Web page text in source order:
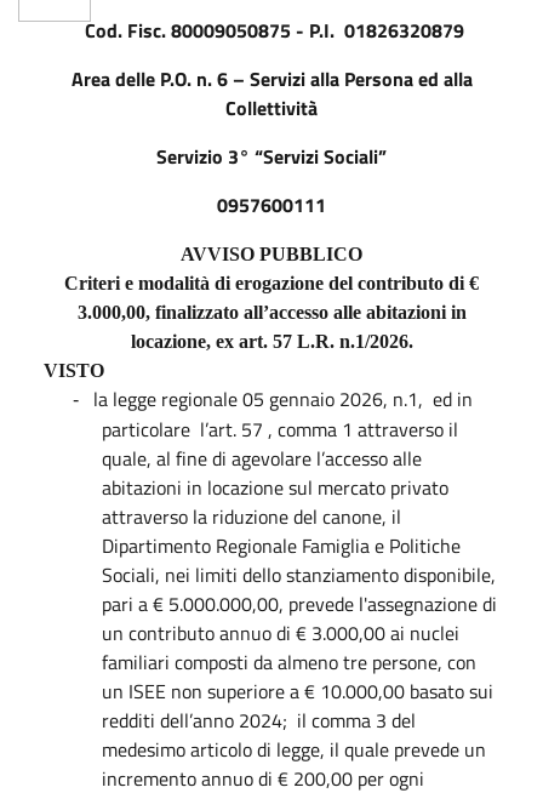
Cod. Fisc. 80009050875 - P.I. 01826320879
Area delle P.O. n. 6 – Servizi alla Persona ed alla
Collettività
Servizio 3° “Servizi Sociali”
0957600111
AVVISO PUBBLICO
Criteri e modalità di erogazione del contributo di €
3.000,00, finalizzato all’accesso alle abitazioni in
locazione, ex art. 57 L.R. n.1/2026.
VISTO
-
la legge regionale 05 gennaio 2026, n.1, ed in
particolare l’art. 57 , comma 1 attraverso il
quale, al fine di agevolare l’accesso alle
abitazioni in locazione sul mercato privato
attraverso la riduzione del canone, il
Dipartimento Regionale Famiglia e Politiche
Sociali, nei limiti dello stanziamento disponibile,
pari a € 5.000.000,00, prevede l'assegnazione di
un contributo annuo di € 3.000,00 ai nuclei
familiari composti da almeno tre persone, con
un ISEE non superiore a € 10.000,00 basato sui
redditi dell’anno 2024; il comma 3 del
medesimo articolo di legge, il quale prevede un
incremento annuo di € 200,00 per ogni